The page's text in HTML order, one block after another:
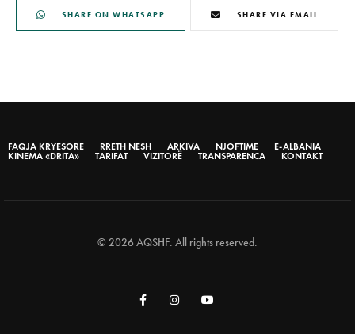
SHARE ON WHATSAPP SHARE VIA EMAIL
FAQJA KRYESORE RRETH NESH ARKIVA NJOFTIME
E-ALBANIA
KINEMA «DRITA»
TARIFAT VIZITORË TRANSPARENCA KONTAKT
© 2026 AQSHF. All rights reserved.